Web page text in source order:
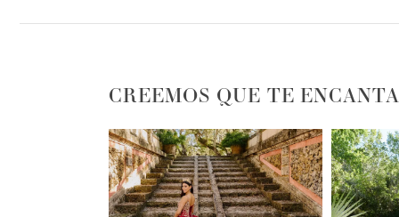
CREEMOS QUE TE
PAUSE AUTOPLAY
PREVIOUS SLIDE
NEXT SLIDE
0
1